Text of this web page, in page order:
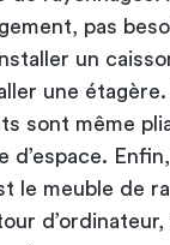
pas
un
une
sont même
d’espace.
le meuble de